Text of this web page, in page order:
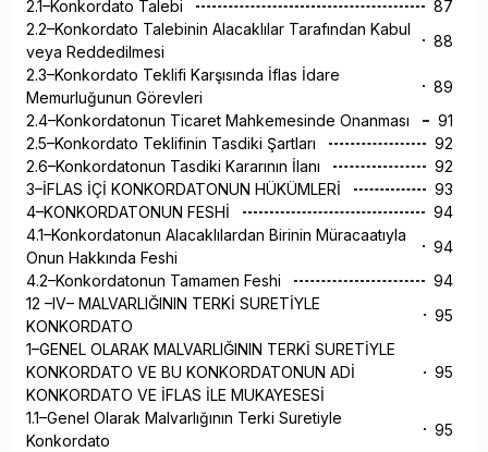
2.1–Konkordato Talebi
87
2.2–Konkordato Talebinin Alacaklılar Tarafından Kabul
veya Reddedilmesi
88
2.3–Konkordato Teklifi Karşısında İflas İdare
Memurluğunun Görevleri
89
2.4–Konkordatonun Ticaret Mahkemesinde Onanması
91
2.5–Konkordato Teklifinin Tasdiki Şartları
92
2.6–Konkordatonun Tasdiki Kararının İlanı
92
3–İFLAS İÇİ KONKORDATONUN HÜKÜMLERİ
93
4–KONKORDATONUN FESHİ
94
4.1–Konkordatonun Alacaklılardan Birinin Müracaatıyla
Onun Hakkında Feshi
94
4.2–Konkordatonun Tamamen Feshi
94
12 –IV– MALVARLIĞININ TERKİ SURETİYLE
KONKORDATO
95
1–GENEL OLARAK MALVARLIĞININ TERKİ SURETİYLE
KONKORDATO VE BU KONKORDATONUN ADİ
KONKORDATO VE İFLAS İLE MUKAYESESİ
95
1.1–Genel Olarak Malvarlığının Terki Suretiyle
Konkordato
95